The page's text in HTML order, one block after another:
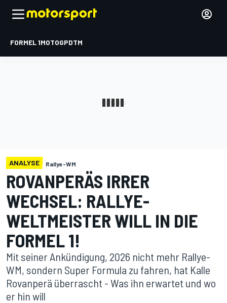
FORMEL 1MOTOGPDTM
ANALYSE Rallye-WM
ROVANPERÄS IRRER
WECHSEL: RALLYE-
WELTMEISTER WILL IN DIE
FORMEL 1!
Mit seiner Ankündigung, 2026 nicht mehr Rallye-
WM, sondern Super Formula zu fahren, hat Kalle
Rovanperä überrascht - Was ihn erwartet und wo
er hin will